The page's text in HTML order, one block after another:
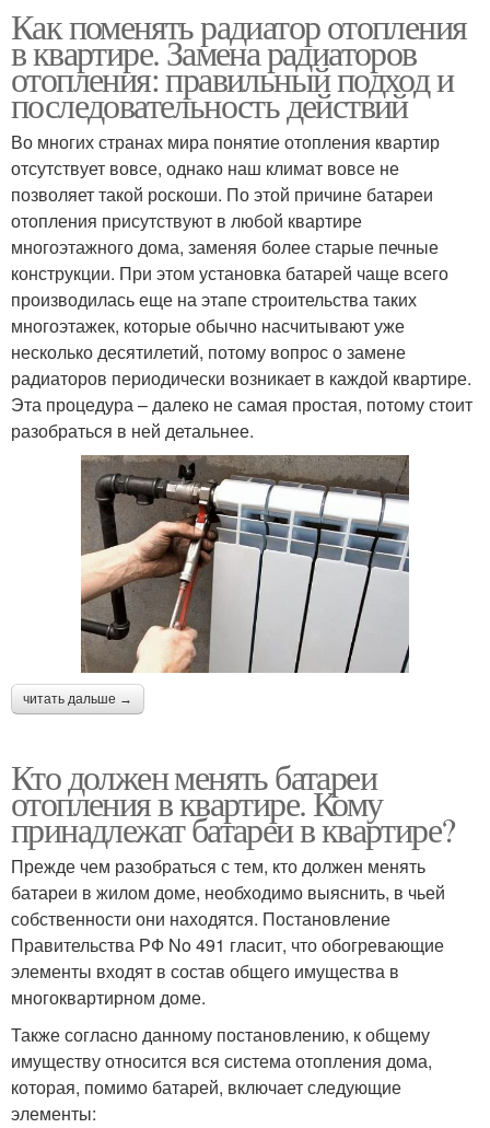
Как поменять радиатор отопления
в квартире. Замена радиаторов
отопления: правильный подход и
последовательность действий
Во многих странах мира понятие отопления квартир
отсутствует вовсе, однако наш климат вовсе не
позволяет такой роскоши. По этой причине батареи
отопления присутствуют в любой квартире
многоэтажного дома, заменяя более старые печные
конструкции. При этом установка батарей чаще всего
производилась еще на этапе строительства таких
многоэтажек, которые обычно насчитывают уже
несколько десятилетий, потому вопрос о замене
радиаторов периодически возникает в каждой квартире.
Эта процедура – далеко не самая простая, потому стоит
разобраться в ней детальнее.
читать дальше →
Кто должен менять батареи
отопления в квартире. Кому
принадлежат батареи в квартире?
Прежде чем разобраться с тем, кто должен менять
батареи в жилом доме, необходимо выяснить, в чьей
собственности они находятся. Постановление
Правительства РФ No 491 гласит, что обогревающие
элементы входят в состав общего имущества в
многоквартирном доме.
Также согласно данному постановлению, к общему
имуществу относится вся система отопления дома,
которая, помимо батарей, включает следующие
элементы: